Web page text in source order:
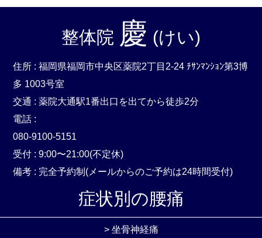
整体院 慶 (けい)
住所 : 福岡県福岡市中央区薬院2丁目2-24 ﾁｻﾝﾏﾝｼｮﾝ第3博
多 1003号室
交通 : 薬院大通駅1番出口を出てから徒歩2分
電話 :
080-9100-5151
受付 : 9:00〜21:00(不定休)
備考 : 完全予約制(メールからのご予約は24時間受付)
症状別の腰痛
> 坐骨神経痛